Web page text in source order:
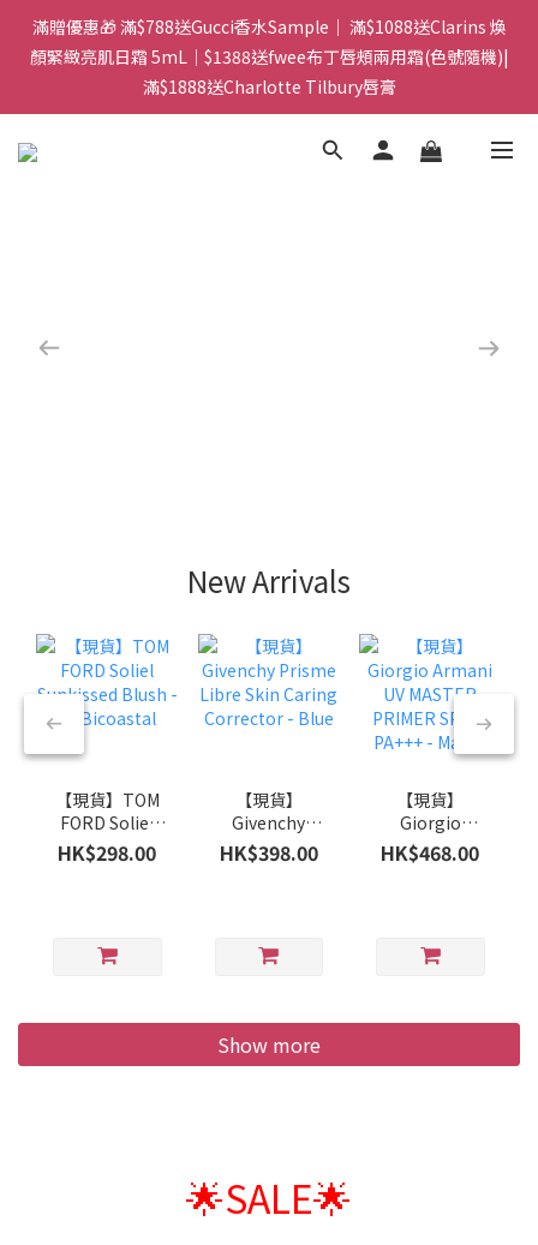
門市：旺角兆萬中心地庫B218 ｜ 所有訂單可旺角門市取貨｜全店
滿$399包郵局取件｜$599包順豐站/站智能櫃｜$699包順豐上門派
件
顏緊緻亮肌日霜 5mL｜$1388送fwee布丁唇頰兩用霜(色號隨機)|
滿$1888送Charlotte Tilbury唇膏
門市：旺角兆萬中心地庫B218 ｜ 所有訂單可旺角門市取貨｜全店
滿$399包郵局取件｜$599包順豐站/站智能櫃｜$699包順豐上門派
New Arrivals
【現貨】TOM
FORD Soliel
Sunkissed
Blush - 02
HK$298.00
【現貨】
Givenchy
Prisme Libre
Skin Caring
HK$398.00
【現貨】
Giorgio
Armani UV
MASTER
HK$468.00
Show more
🌟SALE🌟